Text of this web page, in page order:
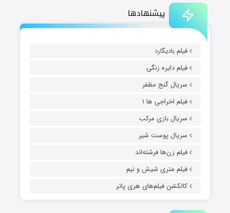
پیشنهادها
فیلم بادیگارد
فیلم دایره زنگی
سریال گنج مظفر
فیلم اخراجی ها ۱
سریال بازی مرکب
سریال پوست شیر
فیلم زن‌ها فرشته‌اند
فیلم متری شیش و نیم
کالکشن فیلم‌های هری پاتر